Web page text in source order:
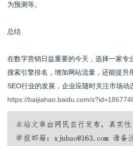
为预测等。
总结
在数字营销日益重要的今天，选择一家
搜索引擎排名，增加网站流量，还能提
SEO行业的发展，企业应随时关注市场
https://baijiahao.baidu.com/